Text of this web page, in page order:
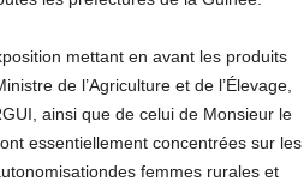
mettant en avant les produits
de l’Agriculture et de l’Élevage,
ainsi que decelui deMonsieur le
essentiellement concentrées sur les
des femmes rurales et